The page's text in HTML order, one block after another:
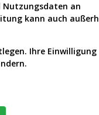
Nutzungsdaten an
kann auch
Ihre Einwilligung